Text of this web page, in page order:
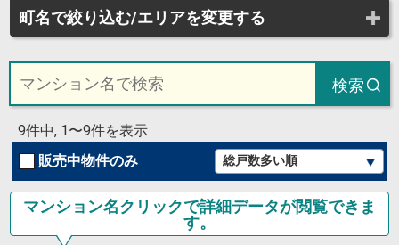
町名で絞り込む/エリアを変更する
検索
9件中, 1〜9件を表示
販売中物件のみ
マンション名クリックで詳細データが閲覧できま
す。